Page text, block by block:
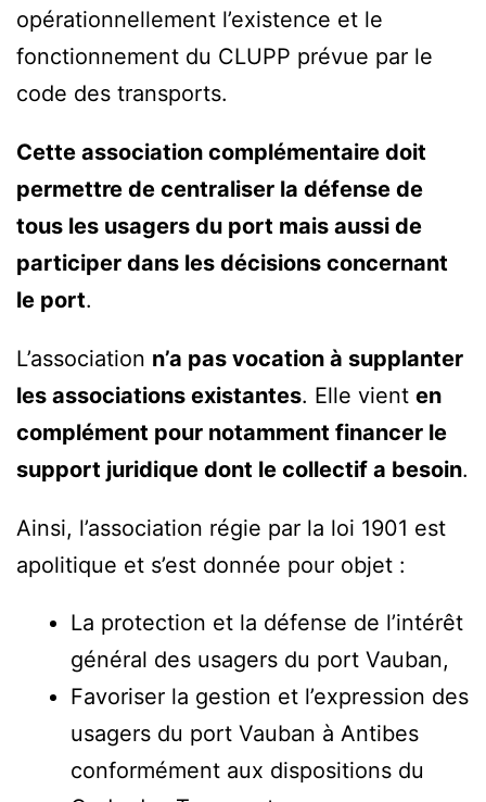
opérationnellement l’existence et le
fonctionnement du CLUPP prévue par le
code des transports.
Cette association complémentaire doit
permettre de centraliser la défense de
tous les usagers du port mais aussi de
participer dans les décisions concernant
le port.
L’association n’a pas vocation à supplanter
les associations existantes. Elle vient en
complément pour notamment financer le
support juridique dont le collectif a besoin.
Ainsi, l’association régie par la loi 1901 est
apolitique et s’est donnée pour objet :
La protection et la défense de l’intérêt
général des usagers du port Vauban,
Favoriser la gestion et l’expression des
usagers du port Vauban à Antibes
conformément aux dispositions du